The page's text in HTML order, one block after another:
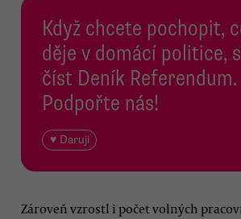
Když chcete pochopit,
děje v domácí politice,
číst Deník Referendum.
Podpořte nás!
♥ Daruji
Zároveň vzrostl i počet volných